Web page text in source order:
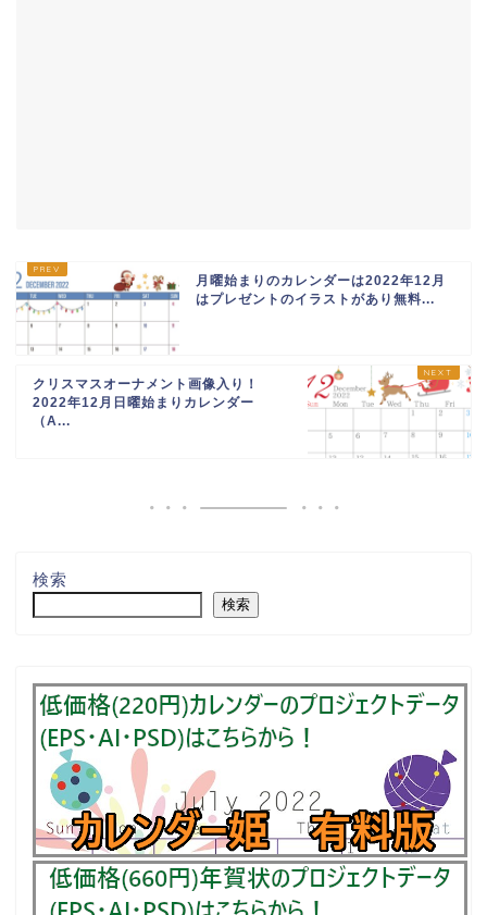
月曜始まりのカレンダーは2022年12月
はプレゼントのイラストがあり無料...
クリスマスオーナメント画像入り！
2022年12月日曜始まりカレンダー
（A...
検索
検索